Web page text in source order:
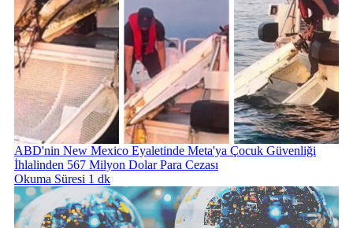
ABD'nin New Mexico Eyaletinde Meta'ya Çocuk Güvenliği
İhlalinden 567 Milyon Dolar Para Cezası
Okuma Süresi 1 dk